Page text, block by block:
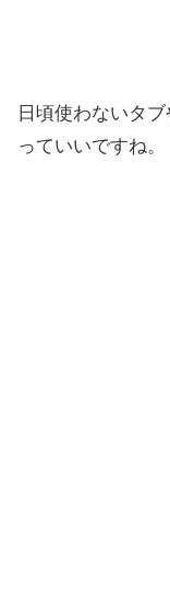
日頃使わないタ
っていいですね。